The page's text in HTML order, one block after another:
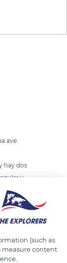
ave
hay dos
y
( otros
(such as
measure content